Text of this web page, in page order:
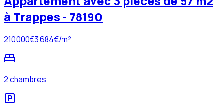
à Trappes - 78190
210 000€3 684€/m²
2 chambres